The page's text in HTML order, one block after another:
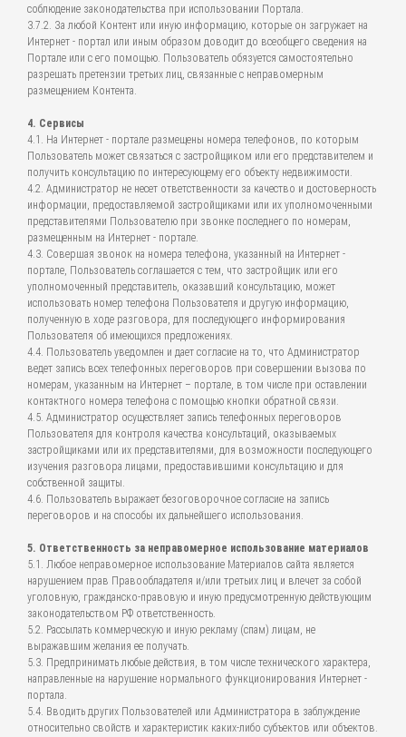
соблюдение законодательства при использовании Портала.
3.7.2. За любой Контент или иную информацию, которые он загружает на
Интернет - портал или иным образом доводит до всеобщего сведения на
Портале или с его помощью. Пользователь обязуется самостоятельно
разрешать претензии третьих лиц, связанные с неправомерным
размещением Контента.
4. Сервисы
4.1. На Интернет - портале размещены номера телефонов, по которым
Пользователь может связаться с застройщиком или его представителем и
получить консультацию по интересующему его объекту недвижимости.
4.2. Администратор не несет ответственности за качество и достоверность
информации, предоставляемой застройщиками или их уполномоченными
представителями Пользователю при звонке последнего по номерам,
размещенным на Интернет - портале.
4.3. Совершая звонок на номера телефона, указанный на Интернет -
портале, Пользователь соглашается с тем, что застройщик или его
уполномоченный представитель, оказавший консультацию, может
использовать номер телефона Пользователя и другую информацию,
полученную в ходе разговора, для последующего информирования
Пользователя об имеющихся предложениях.
4.4. Пользователь уведомлен и дает согласие на то, что Администратор
ведет запись всех телефонных переговоров при совершении вызова по
номерам, указанным на Интернет – портале, в том числе при оставлении
контактного номера телефона с помощью кнопки обратной связи.
4.5. Администратор осуществляет запись телефонных переговоров
Пользователя для контроля качества консультаций, оказываемых
застройщиками или их представителями, для возможности последующего
изучения разговора лицами, предоставившими консультацию и для
собственной защиты.
4.6. Пользователь выражает безоговорочное согласие на запись
переговоров и на способы их дальнейшего использования.
5. Ответственность за неправомерное использование материалов
5.1. Любое неправомерное использование Материалов сайта является
нарушением прав Правообладателя и/или третьих лиц и влечет за собой
уголовную, гражданско-правовую и иную предусмотренную действующим
законодательством РФ ответственность.
5.2. Рассылать коммерческую и иную рекламу (спам) лицам, не
выражавшим желания ее получать.
5.3. Предпринимать любые действия, в том числе технического характера,
направленные на нарушение нормального функционирования Интернет -
портала.
5.4. Вводить других Пользователей или Администратора в заблуждение
относительно свойств и характеристик каких-либо субъектов или объектов.